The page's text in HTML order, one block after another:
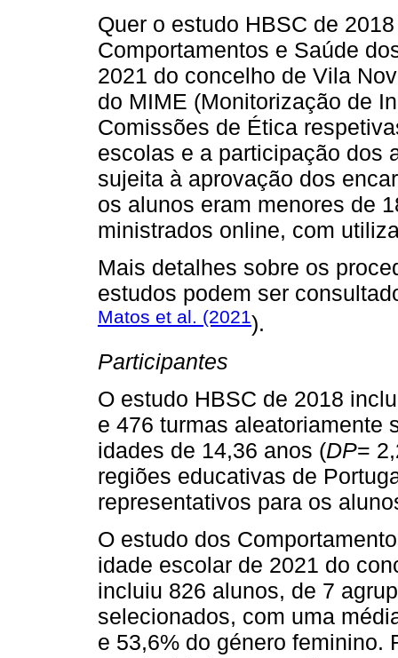
Quer o estudo HBSC de
Comportamentos e Saúde
2021 do concelho de Vila
do MIME (Monitorização de
Comissões de Ética
escolas e a participação dos
sujeita à aprovação dos
os alunos eram menores de
ministrados online, com
Mais detalhes sobre os
estudos podem ser
Matos et al. (2021).
Participantes
O estudo HBSC de 2018
e 476 turmas aleatoriamente
idades de 14,36 anos (DP=
regiões educativas de
representativos para os
O estudo dos
idade escolar de 2021 do
incluiu 826 alunos, de 7
selecionados, com uma
e 53,6% do género feminino.